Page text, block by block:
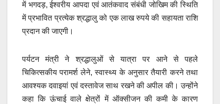
में भगदड़, ईश्वरीय आपदा एवं आतंकवाद संबंधी जोखिम की स्थिति
में प्रभावित प्रत्येक श्रद्धालु को एक लाख रुपये की सहायता राशि
प्रदान की जाएगी।
पर्यटन मंत्री ने श्रद्धालुओं से यात्रा पर आने से पहले
चिकित्सकीय परामर्श लेने, स्वास्थ्य के अनुसार तैयारी करने तथा
आवश्यक दवाइयां एवं दस्तावेज साथ रखने की अपील की। उन्होंने
कहा कि ऊंचाई वाले क्षेत्रों में ऑक्सीजन की कमी के कारण